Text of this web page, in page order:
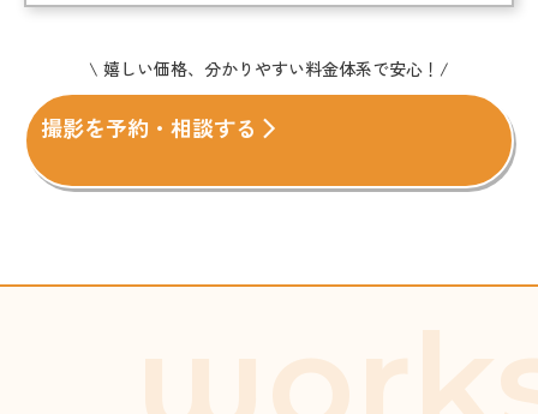
\ 嬉しい価格、分かりやすい料金体系で安心！/
撮影を予約・相談する